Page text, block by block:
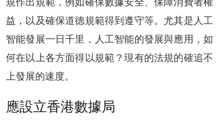
益，以及確保道德規範得到遵守等。尤其是人工
智能發展一日千里，人工智能的發展與應用，如
何在以上各方面得以規範？現有的法規的確追不
上發展的速度。
應設立香港數據局